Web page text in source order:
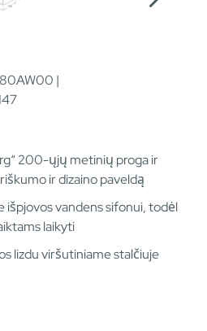
|
200-ųjų metinių proga ir
ir dizaino paveldą
išpjovos vandens sifonui, todėl
laikyti
lizdu viršutiniame stalčiuje